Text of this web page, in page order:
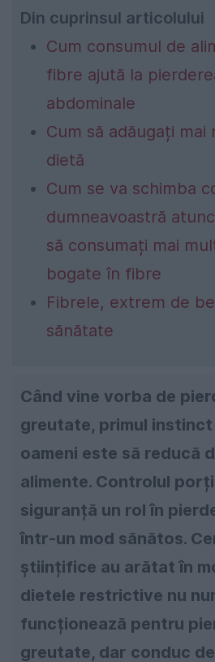
Din cuprinsul articolului
Cum consumul de
fibre ajută la
abdominale
Cum să adăugați
dietă
Cum se va schimba
dumneavoastră
să consumați mai
bogate în fibre
Fibrele, extrem de
sănătate
Când vine vorba de
greutate, primul
oameni este să reducă
alimente. Controlul
siguranță un rol în
într-un mod sănătos.
științifice au arătat în
dietele restrictive nu
funcționează pentru
greutate, dar conduc